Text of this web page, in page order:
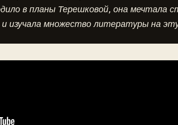
в планы Терешковой, она мечтала
изучала множество литературы на